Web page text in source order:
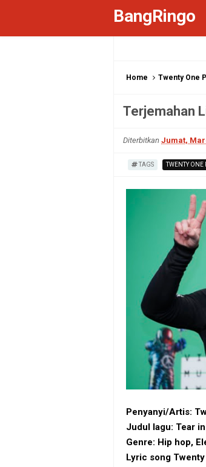
BangRingo
Home Twenty One
Terjemahan
Diterbitkan Jumat,
TAGS TWENTY ONE
Penyanyi/Artis:
Judul lagu: Tear
Genre: Hip hop,
Lyric song